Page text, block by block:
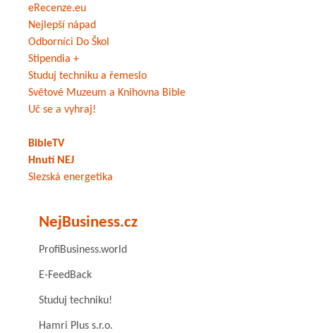
eRecenze.eu
Nejlepší nápad
Odborníci Do Škol
Stipendia +
Studuj techniku a řemeslo
Světové Muzeum a Knihovna Bible
Uč se a vyhraj!
BibleTV
Hnutí NEJ
Slezská energetika
NejBusiness.cz
ProfiBusiness.world
E-FeedBack
Studuj techniku!
Hamri Plus s.r.o.